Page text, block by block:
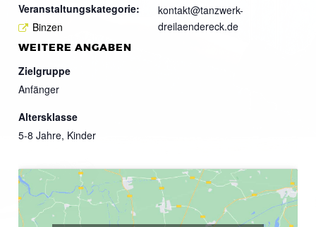
Veranstaltungskategorie:
Binzen
kontakt@tanzwerk-
dreilaendereck.de
WEITERE ANGABEN
Zielgruppe
Anfänger
Altersklasse
5-8 Jahre, Kinder